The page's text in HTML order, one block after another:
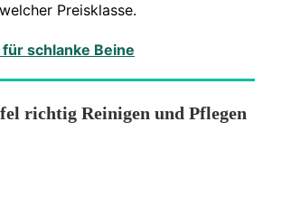
Preisklasse.
schlanke Beine
richtig Reinigen und Pflegen